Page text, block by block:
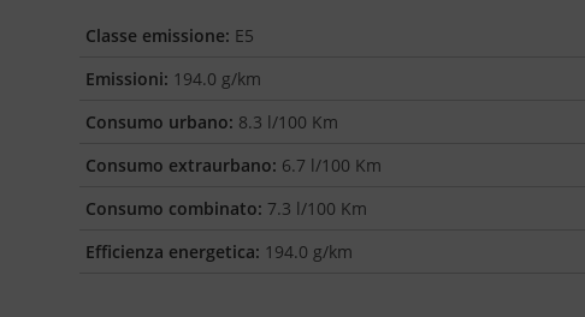
Classe emissione: E5
Emissioni: 194.0 g/km
Consumo urbano: 8.3 l/100 Km
Consumo extraurbano: 6.7 l/100 Km
Consumo combinato: 7.3 l/100 Km
Efficienza energetica: 194.0 g/km